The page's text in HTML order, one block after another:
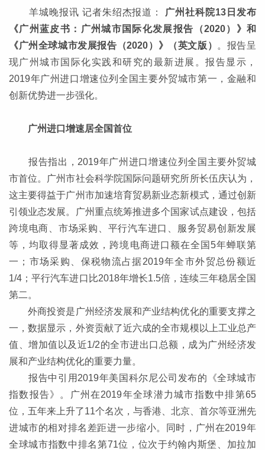
羊城晚报讯 记者朱绍杰报道： 广州社科院13日发布
《广州蓝皮书：广州城市国际化发展报告（2020）》和
《广州全球城市发展报告（2020）》（英文版）
。报告呈
现广州城市国际化实践和研究的最新进展。报告显示，
2019年广州进口增速位列全国主要外贸城市第一，金融和
创新优势进一步强化。
广州进口增速居全国首位
报告指出，2019年广州进口增速位列全国主要外贸城
市首位。广州市社会科学院国际问题研究所所长伍庆认为，
这主要得益于广州市加速培育贸易新业态新模式，通过创新
引领业态发展。广州重点统筹推进多个国家试点建设，包括
跨境电商、市场采购、平行汽车进口、服务贸易创新发展
等，均取得显著成效，跨境电商进口额在全国5年蝉联第
一；市场采购、保税物流占据2019年全市外贸总份额近
1/4；平行汽车进口比2018年增长1.5倍，连续三年稳居全国
第二。
外商投资是广州经济发展和产业结构优化的重要支撑之
一，数据显示，外资贡献了近六成的全市规模以上工业总产
值、增加值以及近1/2的全市进出口总额，成为广州经济发
展和产业结构优化的重要力量。
报告中引用2019年美国科尔尼公司发布的《全球城市
指数报告》。广州在2019年全球潜力城市指数中排第65
位，五年来上升了11个名次，与香港、北京、首尔等亚洲先
进城市的相对排名差距进一步缩小。同时，广州在2019年
全球城市指数中排名第71位，位次于约翰内斯堡、加拉加